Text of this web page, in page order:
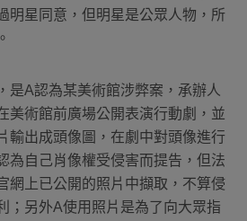
明星同意，但明星是公眾人物，所
是A認為某美術館涉弊案，承辦人
美術館前廣場公開表演行動劇，並
輸出成頭像圖，在劇中對頭像進行
為自己肖像權受侵害而提告，但法
網上已公開的照片中擷取，不算侵
；另外A使用照片是為了向大眾指